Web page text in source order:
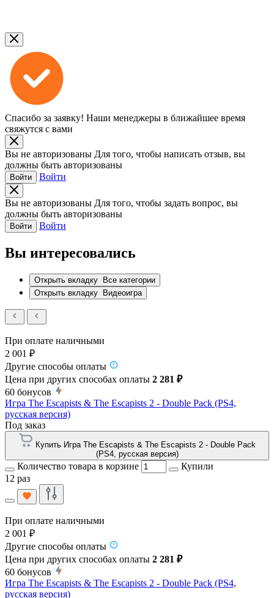
Спасибо за заявку! Наши менеджеры в ближайшее время
свяжутся с вами
Вы не авторизованы Для того, чтобы написать отзыв, вы
должны быть авторизованы
Войти Войти
Вы не авторизованы Для того, чтобы задать вопрос, вы
должны быть авторизованы
Войти Войти
Вы интересовались
Открыть вкладку Все категории
Открыть вкладку Видеоигра
При оплате наличными
2 001 ₽
Другие способы оплаты
Цена при других способах оплаты 2 281 ₽
60 бонусов
Игра The Escapists & The Escapists 2 - Double Pack (PS4,
русская версия)
Под заказ
Купить Игра The Escapists & The Escapists 2 - Double Pack
(PS4, русская версия)
Количество товара в корзине
Купили
12 раз
При оплате наличными
2 001 ₽
Другие способы оплаты
Цена при других способах оплаты 2 281 ₽
60 бонусов
Игра The Escapists & The Escapists 2 - Double Pack (PS4,
русская версия)